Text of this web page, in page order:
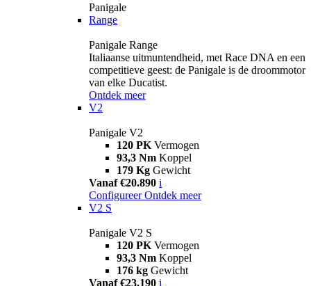
Panigale
Range
Panigale Range
Italiaanse uitmuntendheid, met Race DNA en een
competitieve geest: de Panigale is de droommotor
van elke Ducatist.
Ontdek meer
V2
Panigale V2
120 PK Vermogen
93,3 Nm Koppel
179 Kg Gewicht
Vanaf €20.890 i
Configureer Ontdek meer
V2 S
Panigale V2 S
120 PK Vermogen
93,3 Nm Koppel
176 kg Gewicht
Vanaf €23.190 i